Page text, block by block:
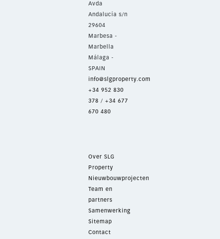
Avda
Andalucía s/n
29604
Marbesa -
Marbella
Málaga -
SPAIN
info@slgproperty.com
+34 952 830
378 / +34 677
670 480
Over SLG
Property
Nieuwbouwprojecten
Team en
partners
Samenwerking
Sitemap
Contact